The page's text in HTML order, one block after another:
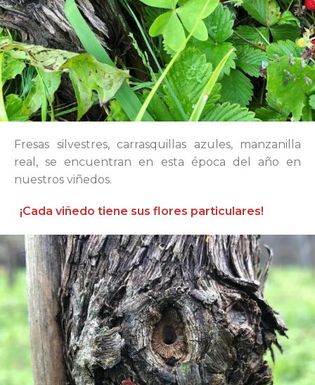
Fresas silvestres, carrasquillas azules, manzanilla
real, se encuentran en esta época del año en
nuestros viñedos.
¡Cada viñedo tiene sus flores particulares!